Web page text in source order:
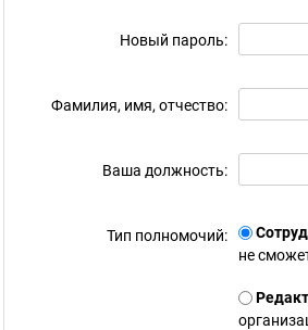
Новый пароль:
Фамилия, имя, отчество:
Ваша должность:
Тип полномочий:
не